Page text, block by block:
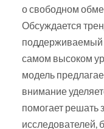
о свободном
Обсуждается
поддерживаемый
самом высоком
модель
внимание
помогает решать
исследователей,